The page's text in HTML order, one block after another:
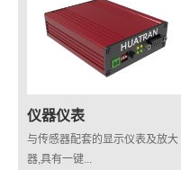
仪器仪表
与传感器配套的显示仪表及放大
器,具有一键...